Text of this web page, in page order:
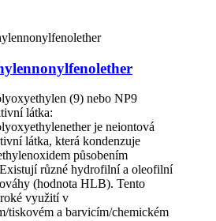
(9) nebo NP9
látka:
je neiontová
látka, která kondenzuje
působením
různé hydrofilní a oleofilní
(hodnota HLB). Tento
využití v
tiskovém a barvicím/chemickém